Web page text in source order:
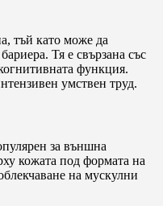
тъй като може да
Тя е свързана със
функция.
умствен труд.
за външна
кожата под формата на
на мускулни